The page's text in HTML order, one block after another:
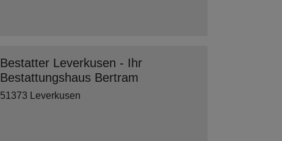
Bestatter Leverkusen - Ihr
Bestattungshaus Bertram
51373 Leverkusen